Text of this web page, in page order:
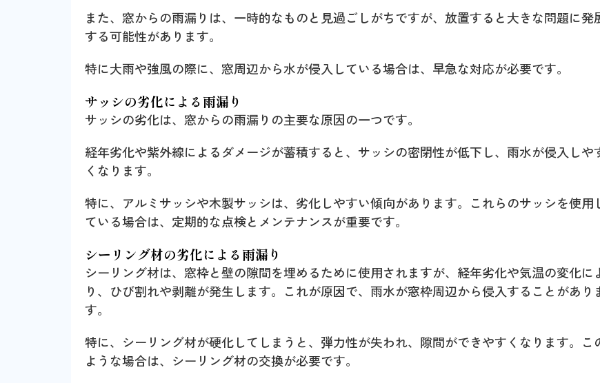
また、窓からの雨漏りは、一時的なものと見過ごしがちですが、放置すると大きな問題に発
する可能性があります。
特に大雨や強風の際に、窓周辺から水が侵入している場合は、早急な対応が必要です。
サッシの劣化による雨漏り
サッシの劣化は、窓からの雨漏りの主要な原因の一つです。
経年劣化や紫外線によるダメージが蓄積すると、サッシの密閉性が低下し、雨水が侵入しや
くなります。
特に、アルミサッシや木製サッシは、劣化しやすい傾向があります。これらのサッシを使用
ている場合は、定期的な点検とメンテナンスが重要です。
シーリング材の劣化による雨漏り
シーリング材は、窓枠と壁の隙間を埋めるために使用されますが、経年劣化や気温の変化に
り、ひび割れや剥離が発生します。これが原因で、雨水が窓枠周辺から侵入することがあり
す。
特に、シーリング材が硬化してしまうと、弾力性が失われ、隙間ができやすくなります。こ
ような場合は、シーリング材の交換が必要です。